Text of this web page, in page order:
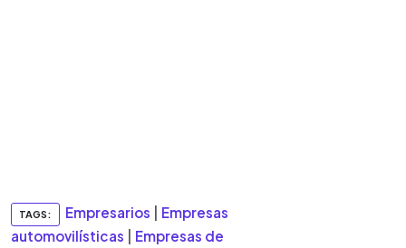
TAGS: Empresarios
Empresas
automovilísticas
Empresas de